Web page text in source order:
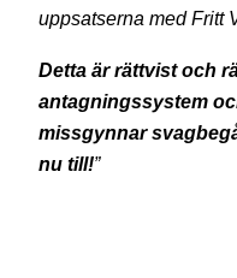
uppsatserna med Fritt
Detta är rättvist och
antagningssystem
missgynnar
nu till!”